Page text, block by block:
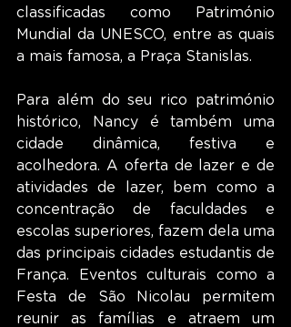
classificadas como Património
Mundial da UNESCO, entre as quais
a mais famosa, a Praça Stanislas.
Para além do seu rico património
histórico, Nancy é também uma
cidade dinâmica, festiva e
acolhedora. A oferta de lazer e de
atividades de lazer, bem como a
concentração de faculdades e
escolas superiores, fazem dela uma
das principais cidades estudantis de
França. Eventos culturais como a
Festa de São Nicolau permitem
reunir as famílias e atraem um